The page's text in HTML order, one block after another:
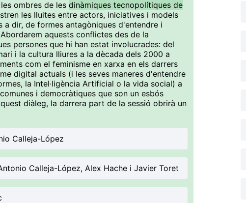
ombres de les dinàmiques tecnopolítiques de
les lluites entre actors, iniciatives i models
a dir, de formes antagòniques d'entendre i
aquests conflictes des de la
persones que hi han estat involucrades: del
i la cultura lliures a la dècada dels 2000 a
com el feminisme en xarxa en els darrers
digital actuals (i les seves maneres d'entendre
la Intel·ligència Artificial o la vida social) a
i democràtiques que son un esbós
diàleg, la darrera part de la sessió obrirà un
Calleja-López
Calleja-López, Alex Hache i Javier Toret